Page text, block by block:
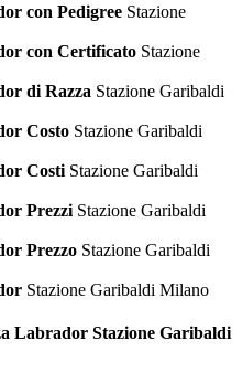
con Pedigree Stazione
con Certificato Stazione
di Razza Stazione Garibaldi
Costo Stazione Garibaldi
Costi Stazione Garibaldi
Prezzi Stazione Garibaldi
Prezzo Stazione Garibaldi
Stazione Garibaldi Milano
Labrador Stazione Garibaldi